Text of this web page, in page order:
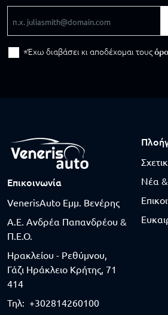
Έχω διαβάσει κι αποδέχομαι τους
Επικοινωνία
VenerisAuto Εμμ. Βενέρης
Α.Ε. Ανδρέα Παπανδρέου &
Π.Ε.Ο.
Ηρακλείου - Ρεθύμνου,
Γάζι Ηράκλειο Κρήτης, 71
414
Τηλ: +302814260100
Νέα